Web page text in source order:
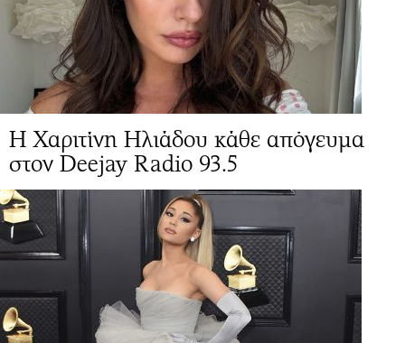
Η Χαριτίνη Ηλιάδου κάθε απόγευμα
στον Deejay Radio 93.5